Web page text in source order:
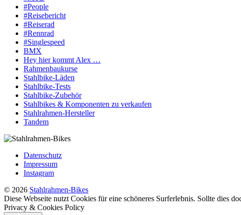
#People
#Reisebericht
#Reiserad
#Rennrad
#Singlespeed
BMX
Hey hier kommt Alex …
Rahmenbaukurse
Stahlbike-Läden
Stahlbike-Tests
Stahlbike-Zubehör
Stahlbikes & Komponenten zu verkaufen
Stahlrahmen-Hersteller
Tandem
Datenschutz
Impressum
Instagram
© 2026 Stahlrahmen-Bikes
Diese Webseite nutzt Cookies für eine schöneres Surferlebnis. Sollte dies
Privacy & Cookies Policy